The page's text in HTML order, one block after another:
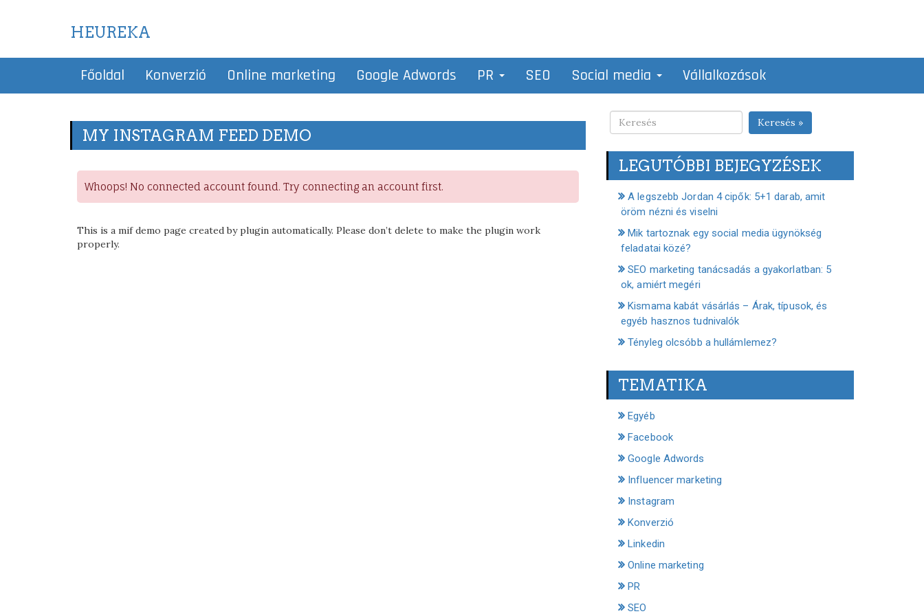
HEUREKA
Főoldal Konverzió Online marketing Google Adwords PR SEO Social media Vállalkozások
MY INSTAGRAM FEED DEMO
Whoops! No connected account found. Try connecting an account first.
This is a mif demo page created by plugin automatically. Please don’t delete to make the plugin work
properly.
Keresés »
LEGUTÓBBI BEJEGYZÉSEK
A legszebb Jordan 4 cipők: 5+1 darab, amit
öröm nézni és viselni
Mik tartoznak egy social media ügynökség
feladatai közé?
SEO marketing tanácsadás a gyakorlatban: 5
ok, amiért megéri
Kismama kabát vásárlás – Árak, típusok, és
egyéb hasznos tudnivalók
Tényleg olcsóbb a hullámlemez?
TEMATIKA
Egyéb
Facebook
Google Adwords
Influencer marketing
Instagram
Konverzió
Linkedin
Online marketing
PR
SEO